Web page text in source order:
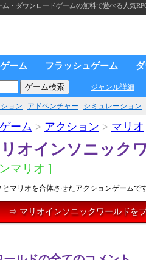
・ダウンロードゲームの無料で遊べる人気
ーム フラッシュゲーム
ジャンル詳細
ョン アドベンチャー シミュレーション
ーム > アクション > マリオ
オインソニック
マリオ ]
とマリオを合体させたアクションゲームで
⇒ マリオインソニックワールドを